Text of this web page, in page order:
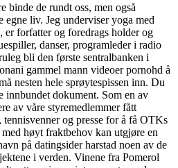
binde de rundt oss, men også
egne liv. Jeg underviser yoga med
er forfatter og foredrags holder og
danser, programleder i radio
bli den første sentralbanken i
gammel mann videoer pornohd å
nesten hele sprøytespissen inn. Du
innbundet dokument. Som en av
av våre styremedlemmer fått
tennisvenner og presse for å få OTKs
høyt fraktbehov kan utgjøre en
på datingsider harstad noen av de
i verden. Vinene fra Pomerol